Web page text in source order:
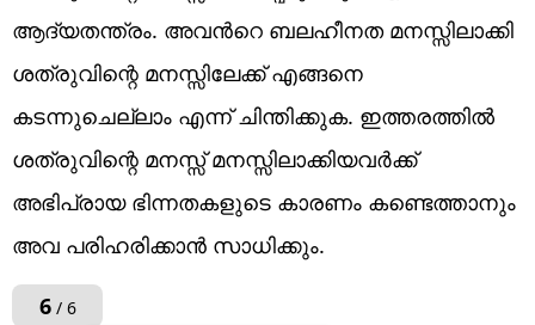
ആദ്യതന്ത്രം. അവൻറെ ബലഹീനത മനസ്സിലാക്കി
ശത്രുവിന്റെ മനസ്സിലേക്ക് എങ്ങനെ
കടന്നുചെല്ലാം എന്ന് ചിന്തിക്കുക. ഇത്തരത്തിൽ
ശത്രുവിന്റെ മനസ്സ് മനസ്സിലാക്കിയവർക്ക്
അഭിപ്രായ ഭിന്നതകളുടെ കാരണം കണ്ടെത്താനും
അവ പരിഹരിക്കാൻ സാധിക്കും.
6/ 6